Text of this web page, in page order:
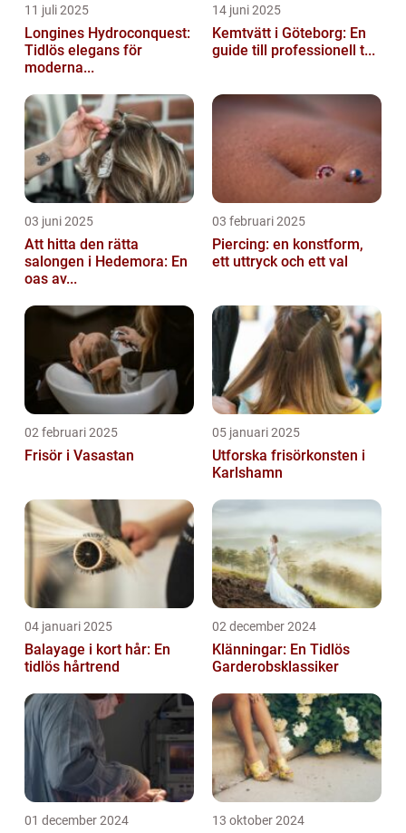
11 juli 2025
Longines Hydroconquest:
Tidlös elegans för
moderna...
14 juni 2025
Kemtvätt i Göteborg: En
guide till professionell t...
03 juni 2025
Att hitta den rätta
salongen i Hedemora: En
oas av...
03 februari 2025
Piercing: en konstform,
ett uttryck och ett val
02 februari 2025
Frisör i Vasastan
05 januari 2025
Utforska frisörkonsten i
Karlshamn
04 januari 2025
Balayage i kort hår: En
tidlös hårtrend
02 december 2024
Klänningar: En Tidlös
Garderobsklassiker
01 december 2024 13 oktober 2024